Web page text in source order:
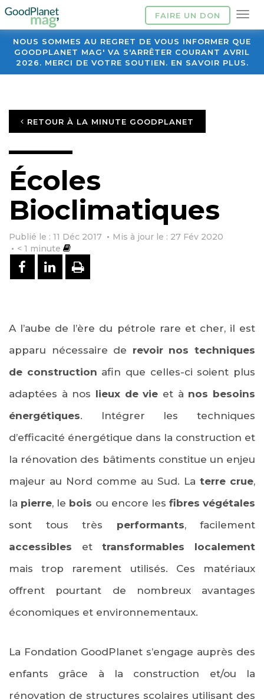
FAIRE UN DON
NOUS SOMMES AU REGRET DE VOUS INFORMER QUE
GOODPLANET MAG' VA S'ARRÊTER COURANT AVRIL
2026. MERCI DE VOTRE SOUTIEN. EN SAVOIR PLUS.
RETOUR À LA MINUTE GOODPLANET
Écoles
Bioclimatiques
Publié le : 11 Déc 2017
Mis à jour le : 27 Fév 2020
< 1 minute
PARTAGER SUR FACEBOOK
PARTAGER SUR LINKEDIN
IMPRIMER
A l’aube de l’ère du pétrole rare et cher, il est
apparu nécessaire de revoir nos techniques
de construction afin que celles-ci soient plus
adaptées à nos lieux de vie et à nos besoins
énergétiques. Intégrer les techniques
d’efficacité énergétique dans la construction et
la rénovation des bâtiments constitue un enjeu
majeur au Nord comme au Sud. La terre crue,
la pierre, le bois ou encore les fibres végétales
sont tous très performants, facilement
accessibles ettransformables localement
mais trop rarement utilisés. Ces matériaux
offrent pourtant de nombreux avantages
économiques et environnementaux.
La Fondation GoodPlanet s’engage auprès des
enfants grâce à la construction et/ou la
rénovation de structures scolaires utilisant des